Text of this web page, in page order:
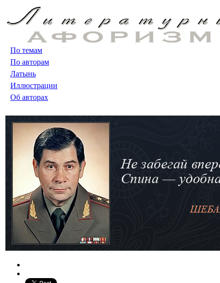
По темам
По авторам
Латынь
Иллюстрации
Об авторах